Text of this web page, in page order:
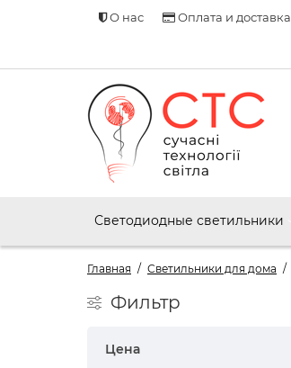
О нас Оплата и доставка
Светодиодные светильники
Главная Светильники для дома
Фильтр
Цена